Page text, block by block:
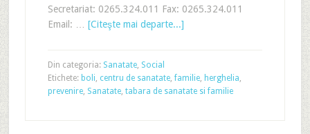
Secretariat: 0265.324.011 Fax: 0265.324.011
Email: … [Citeşte mai departe...]
Din categoria: Sanatate, Social
Etichete: boli, centru de sanatate,familie, herghelia,
prevenire, Sanatate, tabara de sanatate si familie